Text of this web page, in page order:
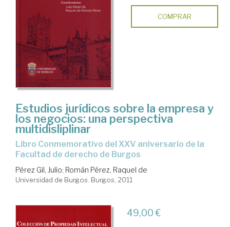
COMPRAR
Estudios jurídicos sobre la empresa y
los negocios: una perspectiva
multidisliplinar
Libro Conmemorativo del XXV aniversario de la
Facultad de derecho de Burgos
Pérez Gil, Julio; Román Pérez, Raquel de
Universidad de Burgos. Burgos, 2011
49,00 €